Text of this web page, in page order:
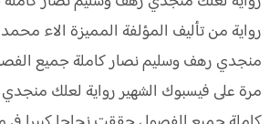
رواية من تأليف المؤلفة المميزة الاء
منجدي رهف وسليم نصار كاملة جميع
مرة على فيسبوك الشهير رواية لعلك